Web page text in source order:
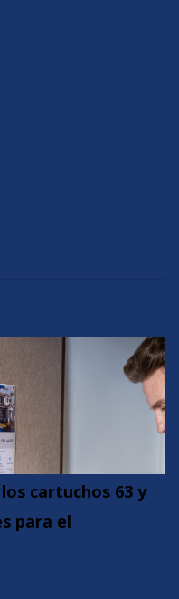
cartuchos 63 y
para el